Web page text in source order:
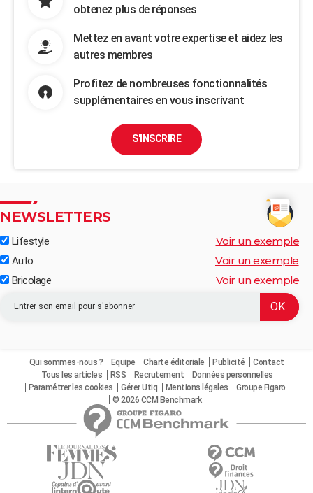
obtenez plus de réponses
Mettez en avant votre expertise et aidez les
autres membres
Profitez de nombreuses fonctionnalités
supplémentaires en vous inscrivant
S'INSCRIRE
NEWSLETTERS
Lifestyle Voir un exemple
Auto Voir un exemple
Bricolage Voir un exemple
Qui sommes-nous ? Equipe Charte éditoriale Publicité
Contact
Tous les articles
RSS Recrutement
Données personnelles
Paramétrer les cookies
Gérer Utiq Mentions légales
Groupe Figaro
© 2026 CCM Benchmark